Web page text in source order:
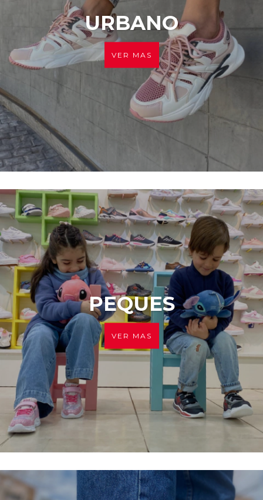
URBANO
VER MAS
PEQUES
VER MAS